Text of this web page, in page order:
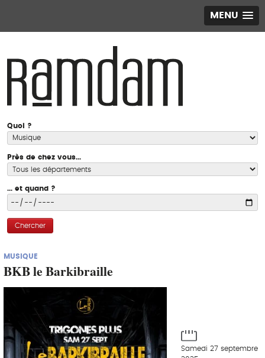
MENU
Quoi ?
Près de chez vous...
... et quand ?
Chercher
MUSIQUE
BKB le Barkibraille
Samedi 27 septembre